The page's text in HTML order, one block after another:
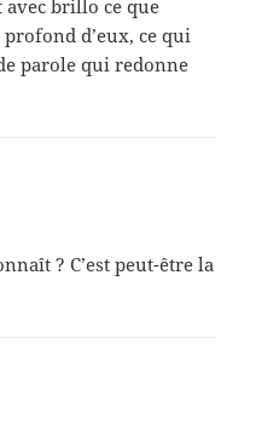
avec brillo ce que
d’eux, ce qui
parole qui redonne
? C’est peut-être la